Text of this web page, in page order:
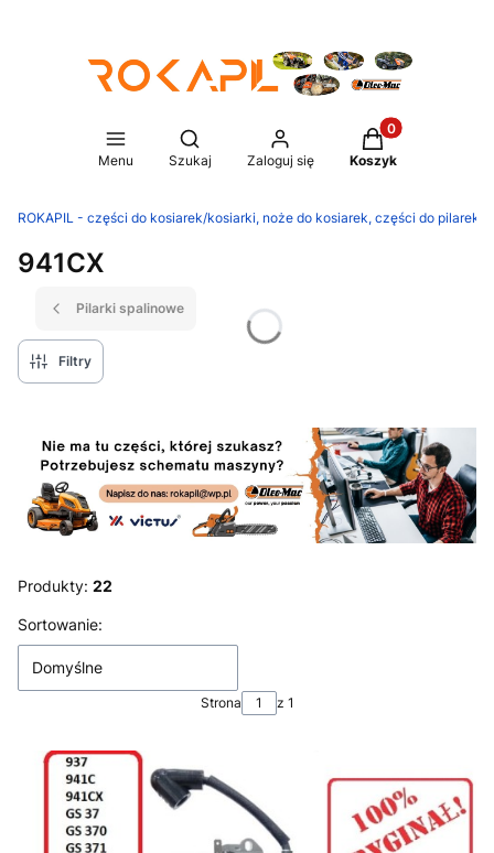
Menu
Otwórz wyszukiwarkę
Szukaj Zaloguj się
Produkty w
Koszyk
ROKAPIL - części do kosiarek/kosiarki, noże do kosiarek, części do pilarek/
941CX
Pilarki spalinowe
Filtry
Produkty: 22
Lista produktów
Sortowanie:
Domyślne
Strona z 1